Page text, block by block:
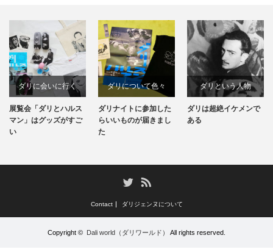
ダリに会いに行く
ダリグッズ収集
展覧会「ダリとハルス
マン」はグッズがすご
い
ダリについて色々
ダリナイトに参加した
らいいものが届きまし
た
ダリという人物
ダリについて思うこと
ダリは超絶イケメンで
ある
Twitter
Contact ダリジェンヌについて
Copyright © Dali world（ダリワールド） All rights reserved.